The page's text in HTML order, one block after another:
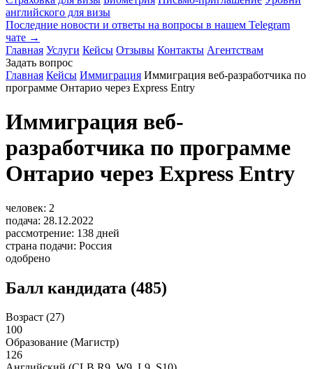
английского для визы
Последние новости и ответы на вопросы в нашем Telegram
чате →
Главная Услуги Кейсы Отзывы Контакты Агентствам
Задать вопрос
Главная Кейсы Иммиграция Иммиграция веб-разработчика по
программе Онтарио через Express Entry
Иммиграция веб-
разработчика по программе
Онтарио через Express Entry
человек: 2
подача: 28.12.2022
рассмотрение: 138 дней
страна подачи: Россия
одобрено
Балл кандидата (485)
Возраст (27)
100
Образование (Магистр)
126